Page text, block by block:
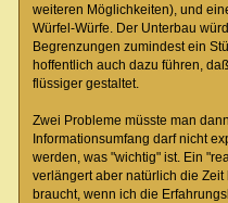
weiteren Möglichkeiten), und
Würfel-Würfe. Der Unterbau
Begrenzungen zumindest ein
hoffentlich auch dazu führen,
flüssiger gestaltet.
Zwei Probleme müsste man
Informationsumfang darf nicht
werden, was "wichtig" ist. Ein
verlängert aber natürlich die
braucht, wenn ich die